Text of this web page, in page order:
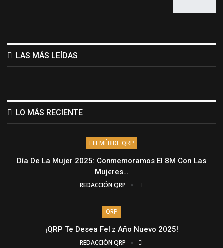
LAS MÁS LEÍDAS
LO MÁS RECIENTE
EFEMÉRIDE QRP
Día De La Mujer 2025: Conmemoramos El 8M Con Las
Mujeres…
REDACCIÓN QRP
QRP
¡QRP Te Desea Feliz Año Nuevo 2025!
REDACCIÓN QRP